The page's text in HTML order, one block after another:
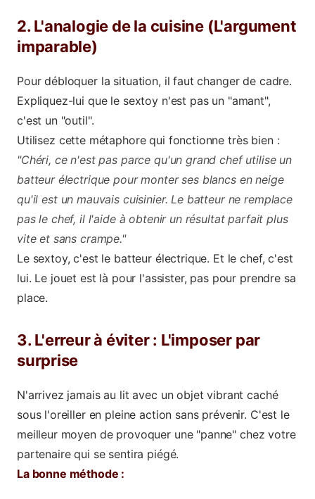
2. L'analogie de la cuisine (L'argument
imparable)
Pour débloquer la situation, il faut changer de cadre.
Expliquez-lui que le sextoy n'est pas un "amant",
c'est un "outil".
Utilisez cette métaphore qui fonctionne très bien :
"Chéri, ce n'est pas parce qu'un grand chef utilise un
batteur électrique pour monter ses blancs en neige
qu'il est un mauvais cuisinier. Le batteur ne remplace
pas le chef, il l'aide à obtenir un résultat parfait plus
vite et sans crampe."
Le sextoy, c'est le batteur électrique. Et le chef, c'est
lui. Le jouet est là pour l'assister, pas pour prendre sa
place.
3. L'erreur à éviter : L'imposer par
surprise
N'arrivez jamais au lit avec un objet vibrant caché
sous l'oreiller en pleine action sans prévenir. C'est le
meilleur moyen de provoquer une "panne" chez votre
partenaire qui se sentira piégé.
La bonne méthode :